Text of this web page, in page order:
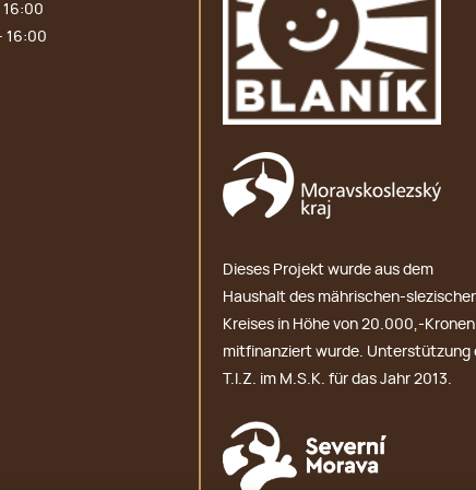
16:00
16:00
Dieses Projekt wurde aus dem
Haushalt des mährischen-
Kreises in Höhe von 20.000,-Kronen
mitfinanziert wurde. Unterstützung
T.I.Z. im M.S.K. für das Jahr 2013.